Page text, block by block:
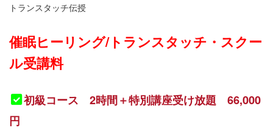
トランスタッチ伝授
催眠ヒーリング/トランスタッチ・スクー
ル受講料
初級コース 2時間＋特別講座受け放題 66,000
円